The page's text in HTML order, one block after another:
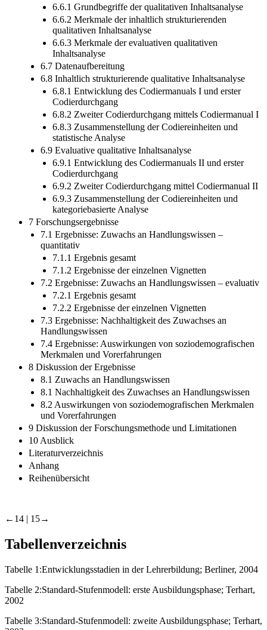
6.6.1 Grundbegriffe der qualitativen Inhaltsanalyse
6.6.2 Merkmale der inhaltlich strukturierenden
qualitativen Inhaltsanalyse
6.6.3 Merkmale der evaluativen qualitativen
Inhaltsanalyse
6.7 Datenaufbereitung
6.8 Inhaltlich strukturierende qualitative Inhaltsanalyse
6.8.1 Entwicklung des Codiermanuals I und erster
Codierdurchgang
6.8.2 Zweiter Codierdurchgang mittels Codiermanual I
6.8.3 Zusammenstellung der Codiereinheiten und
statistische Analyse
6.9 Evaluative qualitative Inhaltsanalyse
6.9.1 Entwicklung des Codiermanuals II und erster
Codierdurchgang
6.9.2 Zweiter Codierdurchgang mittel Codiermanual II
6.9.3 Zusammenstellung der Codiereinheiten und
kategoriebasierte Analyse
7 Forschungsergebnisse
7.1 Ergebnisse: Zuwachs an Handlungswissen –
quantitativ
7.1.1 Ergebnis gesamt
7.1.2 Ergebnisse der einzelnen Vignetten
7.2 Ergebnisse: Zuwachs an Handlungswissen – evaluativ
7.2.1 Ergebnis gesamt
7.2.2 Ergebnisse der einzelnen Vignetten
7.3 Ergebnisse: Nachhaltigkeit des Zuwachses an
Handlungswissen
7.4 Ergebnisse: Auswirkungen von soziodemografischen
Merkmalen und Vorerfahrungen
8 Diskussion der Ergebnisse
8.1 Zuwachs an Handlungswissen
8.1 Nachhaltigkeit des Zuwachses an Handlungswissen
8.2 Auswirkungen von soziodemografischen Merkmalen
und Vorerfahrungen
9 Diskussion der Forschungsmethode und Limitationen
10 Ausblick
Literaturverzeichnis
Anhang
Reihenübersicht
←14 | 15→
Tabellenverzeichnis
Tabelle 1:Entwicklungsstadien in der Lehrerbildung; Berliner, 2004
Tabelle 2:Standard-Stufenmodell: erste Ausbildungsphase; Terhart,
2002
Tabelle 3:Standard-Stufenmodell: zweite Ausbildungsphase; Terhart,